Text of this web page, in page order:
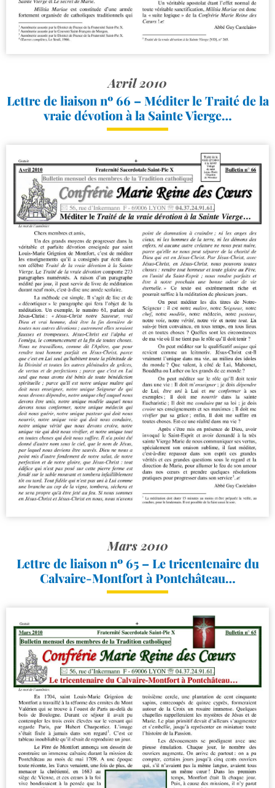
Avril 2010
Lettre de liaison nº 66 – Méditer le Traité de la
vraie dévotion à la Sainte Vierge…
Mars 2010
Lettre de liaison nº 65 – Le tricentenaire du
Calvaire-​Montfort à Pontchâteau…